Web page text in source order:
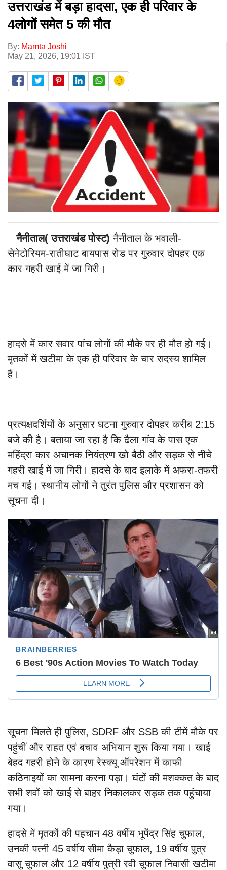
उत्तराखंड में बड़ा हादसा, एक ही परिवार के
4लोगों समेत 5 की मौत
By: Mamta Joshi
May 21, 2026, 19:01 IST
नैनीताल( उत्तराखंड पोस्ट)नैनीताल के भवाली-
सेनेटोरियम-रातीघाट बायपास रोड पर गुरुवार दोपहर एक
कार गहरी खाई में जा गिरी।
हादसे में कार सवार पांच लोगों की मौके पर ही मौत हो गई।
मृतकों में खटीमा के एक ही परिवार के चार सदस्य शामिल
हैं।
प्रत्यक्षदर्शियों के अनुसार घटना गुरुवार दोपहर करीब 2:15
बजे की है। बताया जा रहा है कि ढैला गांव के पास एक
महिंद्रा कार अचानक नियंत्रण खो बैठी और सड़क से नीचे
गहरी खाई में जा गिरी। हादसे के बाद इलाके में अफरा-तफरी
मच गई। स्थानीय लोगों ने तुरंत पुलिस और प्रशासन को
सूचना दी।
सूचना मिलते ही पुलिस, SDRF और SSB की टीमें मौके पर
पहुंचीं और राहत एवं बचाव अभियान शुरू किया गया। खाई
बेहद गहरी होने के कारण रेस्क्यू ऑपरेशन में काफी
कठिनाइयों का सामना करना पड़ा। घंटों की मशक्कत के बाद
सभी शवों को खाई से बाहर निकालकर सड़क तक पहुंचाया
गया।
हादसे में मृतकों की पहचान 48 वर्षीय भूपेंद्र सिंह चुफाल,
उनकी पत्नी 45 वर्षीय सीमा कैड़ा चुफाल, 19 वर्षीय पुत्र
वासु चुफाल और 12 वर्षीय पुत्री रवी चुफाल निवासी खटीमा